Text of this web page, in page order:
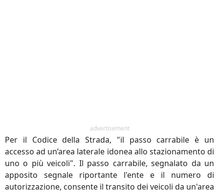
advertisement
Per il Codice della Strada, "il passo carrabile è un
accesso ad un’area laterale idonea allo stazionamento di
uno o più veicoli". Il passo carrabile, segnalato da un
apposito segnale riportante l'ente e il numero di
autorizzazione, consente il transito dei veicoli da un'area